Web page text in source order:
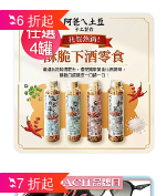
6 折起
7 折起